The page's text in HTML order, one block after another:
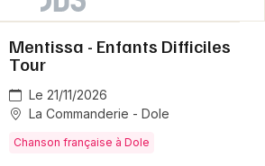
Mentissa - Enfants Difficiles
Tour
Le 21/11/2026
La Commanderie - Dole
Chanson française à Dole